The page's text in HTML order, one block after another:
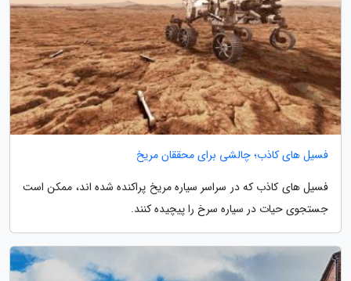
فسیل های کاذب؛ چالشی برای محققان مریخ
فسیل های کاذب که در سراسر سیاره مریخ پراکنده شده اند، ممکن است
جستجوی حیات در سیاره سرخ را پیچیده کنند.